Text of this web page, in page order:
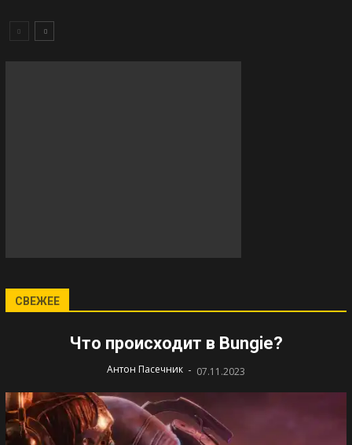
СВЕЖЕЕ
Что происходит в Bungie?
Антон Пасечник - 07.11.2023